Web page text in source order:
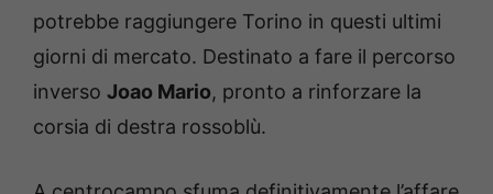
potrebbe raggiungere Torino in questi ultimi
giorni di mercato. Destinato a fare il percorso
inverso Joao Mario, pronto a rinforzare la
corsia di destra rossoblù.